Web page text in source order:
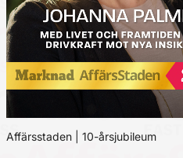
Affärsstaden | 10-årsjubileum